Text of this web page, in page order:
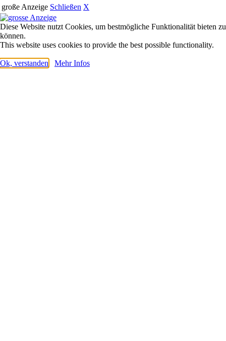
große Anzeige Schließen X
Diese Website nutzt Cookies, um bestmögliche Funktionalität bieten zu
können.
This website uses cookies to provide the best possible functionality.
Ok, verstanden Mehr Infos